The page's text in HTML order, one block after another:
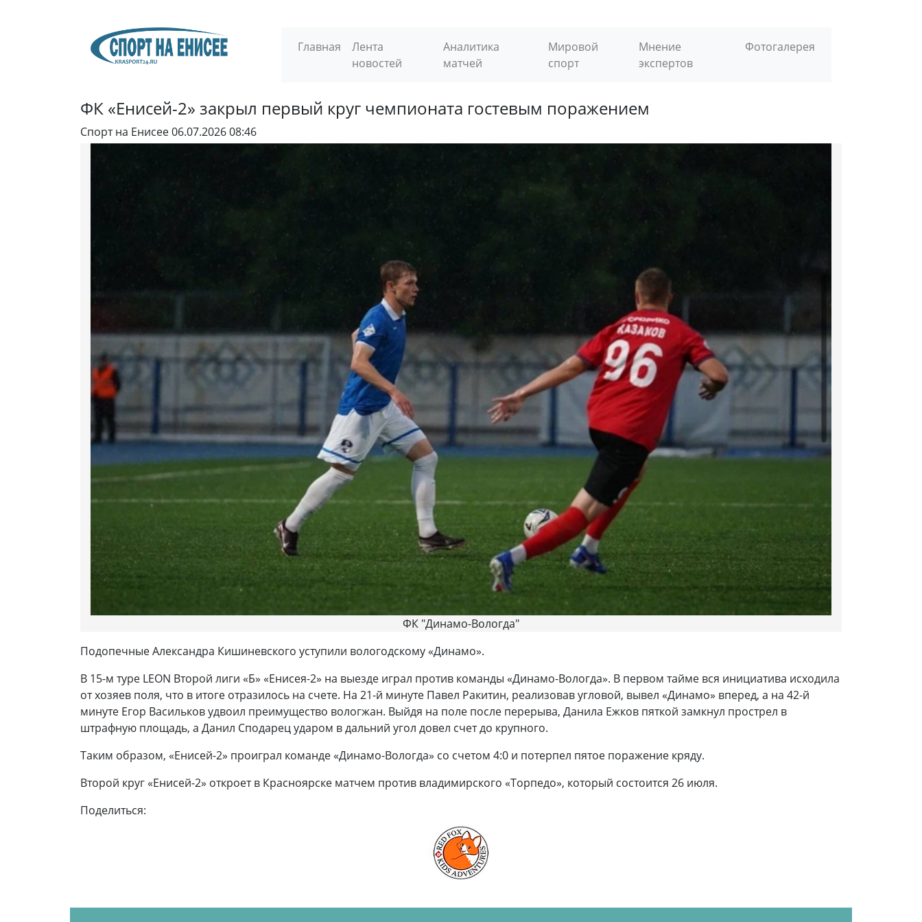
Главная
Лента
новостей
Аналитика
матчей
Мировой
спорт
Мнение
экспертов
Фотогалерея
ФК «Енисей-2» закрыл первый круг чемпионата гостевым поражением
Спорт на Енисее06.07.2026 08:46
ФК "Динамо-Вологда"
Подопечные Александра Кишиневского уступили вологодскому «Динамо».
В 15-м туре LEON Второй лиги «Б» «Енисея-2» на выезде играл против команды «Динамо-Вологда». В первом тайме вся инициатива исходила
от хозяев поля, что в итоге отразилось на счете. На 21-й минуте Павел Ракитин, реализовав угловой, вывел «Динамо» вперед, а на 42-й
минуте Егор Васильков удвоил преимущество вологжан. Выйдя на поле после перерыва, Данила Ежков пяткой замкнул прострел в
штрафную площадь, а Данил Сподарец ударом в дальний угол довел счет до крупного.
Таким образом, «Енисей-2» проиграл команде «Динамо-Вологда» со счетом 4:0 и потерпел пятое поражение кряду.
Второй круг «Енисей-2» откроет в Красноярске матчем против владимирского «Торпедо», который состоится 26 июля.
Поделиться: